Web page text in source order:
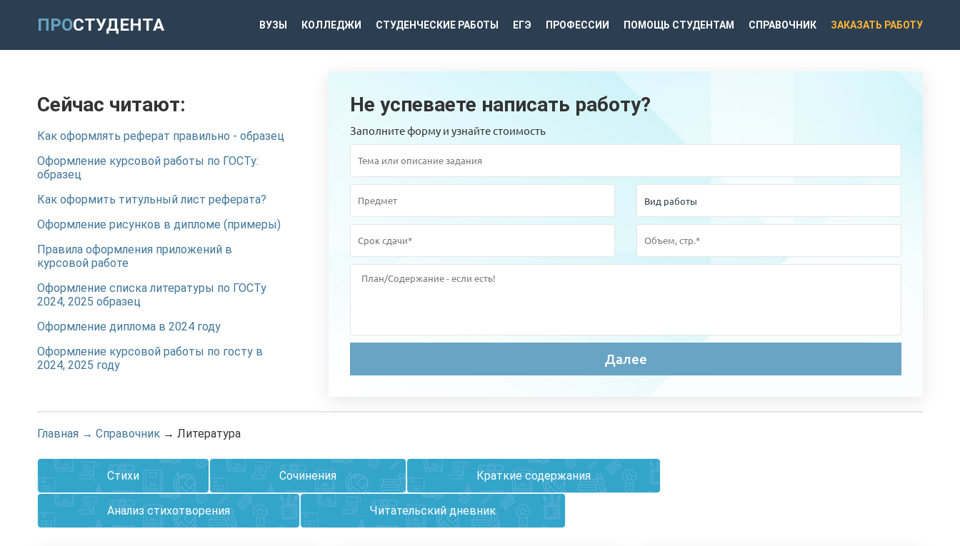
ПРОСТУДЕНТА ВУЗЫ КОЛЛЕДЖИ СТУДЕНЧЕСКИЕ РАБОТЫ ЕГЭ ПРОФЕССИИ ПОМОЩЬ СТУДЕНТАМ СПРАВОЧНИК ЗАКАЗАТЬ РАБОТУ
Сейчас читают:
Как оформлять реферат правильно - образец
Оформление курсовой работы по ГОСТу:
образец
Как оформить титульный лист реферата?
Оформление рисунков в дипломе (примеры)
Правила оформления приложений в
курсовой работе
Оформление списка литературы по ГОСТу
2024, 2025 образец
Оформление диплома в 2024 году
Оформление курсовой работы по госту в
2024, 2025 году
Не успеваете написать работу?
Заполните форму и узнайте стоимость
Главная → Справочник → Литература
Стихи Сочинения Краткие содержания
Анализ стихотворения Читательский дневник